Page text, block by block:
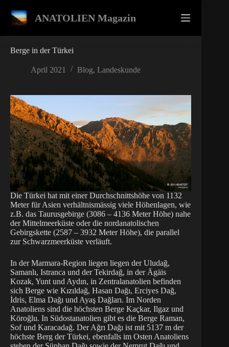
Inhalt
springen
ANATOLIEN Magazin
Berge in der Türkei
April 2021 Blog, Landeskunde
Die Türkei hat mit einer Durchschnittshöhe von 1132
Meter für Asien verhältnismässig viele Höhenlagen, wie
z.B. das Taurusgebirge (3086 – 4136 Meter Höhe) nahe
der Mittelmeerküste oder die nordanatolischen
Gebirgskette (2587 – 3932 Meter Höhe), die parallel
zur Schwarzmeerküste verläuft.
In der Marmara-Region liegen liegen der Uludağ,
Samanlı, Istranca und der Tekirdağ, in der Ägäis
Kozak, Yunt und Aydın, in Zentralanatolien befinden
sich Berge wie Kızıldağ, Hasan Dağı, Erciyes Dağ,
İdris, Elma Dağı und Ayaş Dağları. Im Norden
Anatoliens sind die höchsten Berge Kaçkar, Ilgaz und
Köroğlu. In Südostanatolien gibt es die Berge Raman,
Sof und Karacadağ. Der Ağrı Dağı ist mit 5137 m der
höchste Berg der Türkei, ebenfalls im Osten Anatoliens